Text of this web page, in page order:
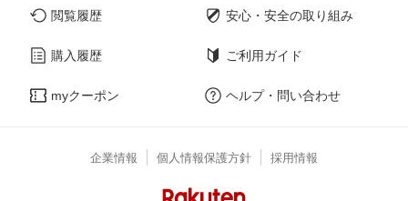
閲覧履歴
購入履歴
myクーポン
安心・安全の取り組み
ご利用ガイド
ヘルプ・問い合わせ
企業情報 個人情報保護方針 採用情報